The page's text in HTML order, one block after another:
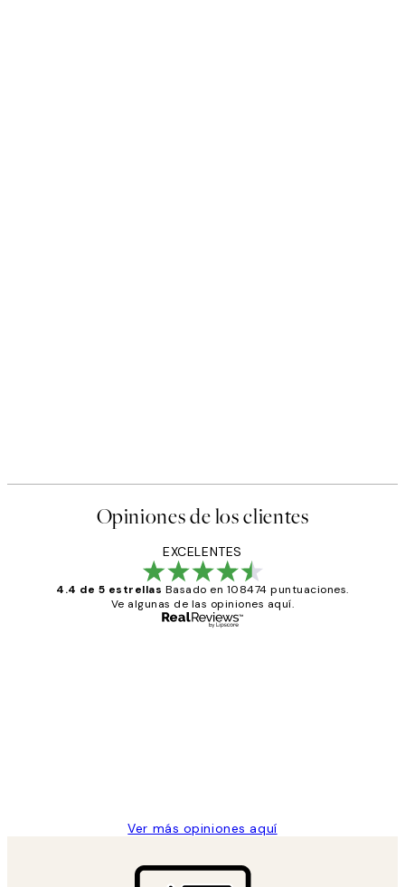
Opiniones de los clientes
EXCELENTES
4.4 de 5 estrellas Basado en 108474 puntuaciones.
Ve algunas de las opiniones aquí.
Ver más opiniones aquí